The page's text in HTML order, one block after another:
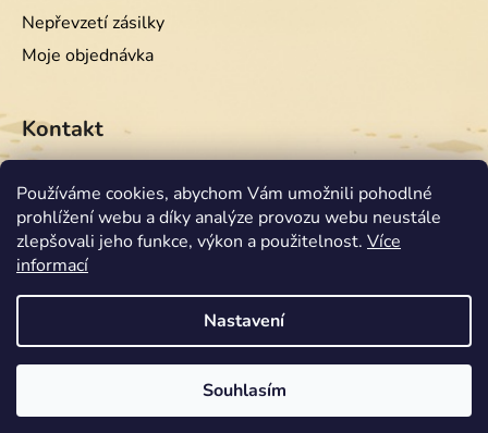
Používáme cookies, abychom Vám umožnili pohodlné
prohlížení webu a díky analýze provozu webu neustále
zlepšovali jeho funkce, výkon a použitelnost. Více
informací
Nastavení
Souhlasím
Nepřevzetí zásilky
Moje objednávka
Kontakt
info @equiwest.cz
+420724001554
Vytvořil Shoptet
Copyright 2026Equiwest. Všechna práva vyhrazena.